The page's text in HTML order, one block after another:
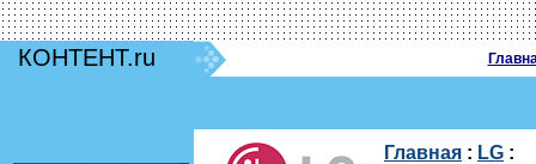
КОНТЕНТ.ru
Главная : LG :